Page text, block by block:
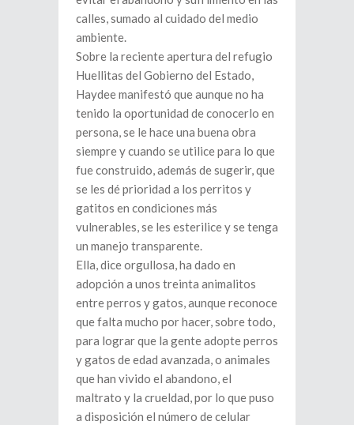
calles, sumado al cuidado del medio
ambiente.
Sobre la reciente apertura del refugio
Huellitas del Gobierno del Estado,
Haydee manifestó que aunque no ha
tenido la oportunidad de conocerlo en
persona, se le hace una buena obra
siempre y cuando se utilice para lo que
fue construido, además de sugerir, que
se les dé prioridad a los perritos y
gatitos en condiciones más
vulnerables, se les esterilice y se tenga
un manejo transparente.
Ella, dice orgullosa, ha dado en
adopción a unos treinta animalitos
entre perros y gatos, aunque reconoce
que falta mucho por hacer, sobre todo,
para lograr que la gente adopte perros
y gatos de edad avanzada, o animales
que han vivido el abandono, el
maltrato y la crueldad, por lo que puso
a disposición el número de celular